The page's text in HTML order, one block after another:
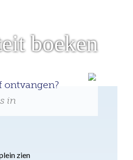
boeken
zien
ontvangen?
in